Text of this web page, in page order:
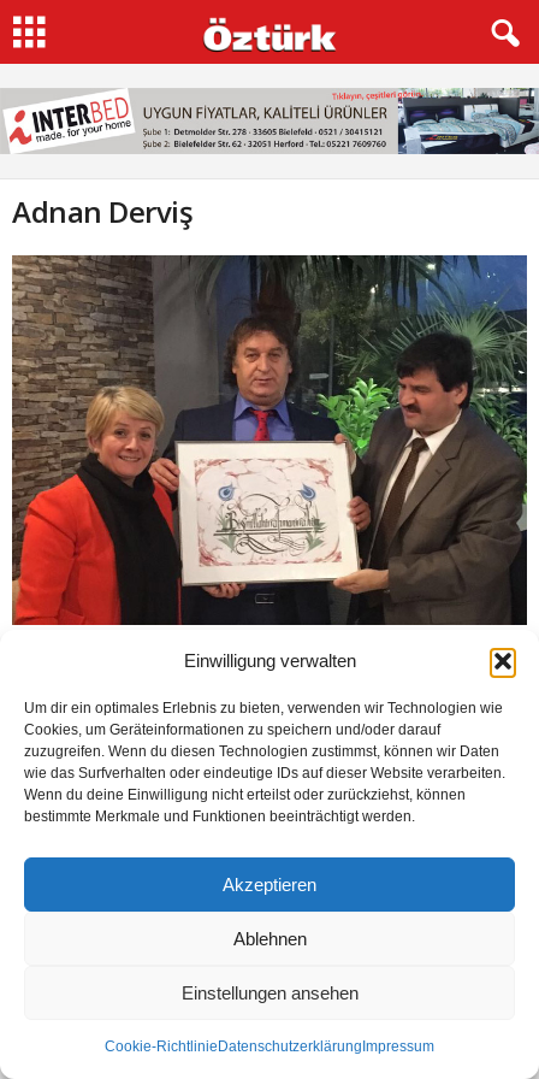
Einwilligung verwalten
Um dir ein optimales Erlebnis zu bieten, verwenden wir Technologien wie
Cookies, um Geräteinformationen zu speichern und/oder darauf
zuzugreifen. Wenn du diesen Technologien zustimmst, können wir Daten
wie das Surfverhalten oder eindeutige IDs auf dieser Website verarbeiten.
Wenn du deine Einwilligung nicht erteilst oder zurückziehst, können
bestimmte Merkmale und Funktionen beeinträchtigt werden.
Akzeptieren
Ablehnen
Einstellungen ansehen
Cookie-Richtlinie Datenschutzerklärung Impressum
Adnan Derviş
Kontakt Datenschutzerklärung
Impressum